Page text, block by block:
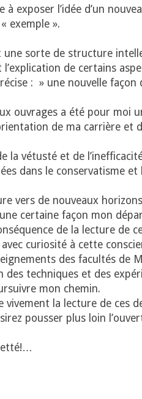
à exposer l’idée d’un
exemple ».
une sorte de structure
l’explication de certains
: » une nouvelle façon
ouvrages a été pour moi
de ma carrière et
la vétusté et de
dans le conservatisme
vers de nouveaux
certaine façon mon
de la lecture de
avec curiosité à cette
des facultés de
des techniques et des
mon chemin.
vivement la lecture de ces
pousser plus loin